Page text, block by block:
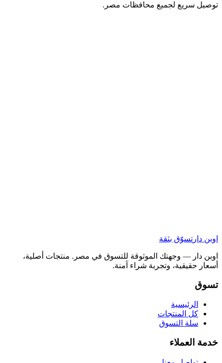
توصيل سريع لجميع محافظات مصر.
اوبن دار تسوّق بثقة
اوبن دار — وجهتك الموثوقة للتسوق في مصر. منتجات أصلية،
أسعار حقيقية، وتجربة شراء آمنة.
تسوق
الرئيسية
كل المنتجات
سلة التسوق
خدمة العملاء